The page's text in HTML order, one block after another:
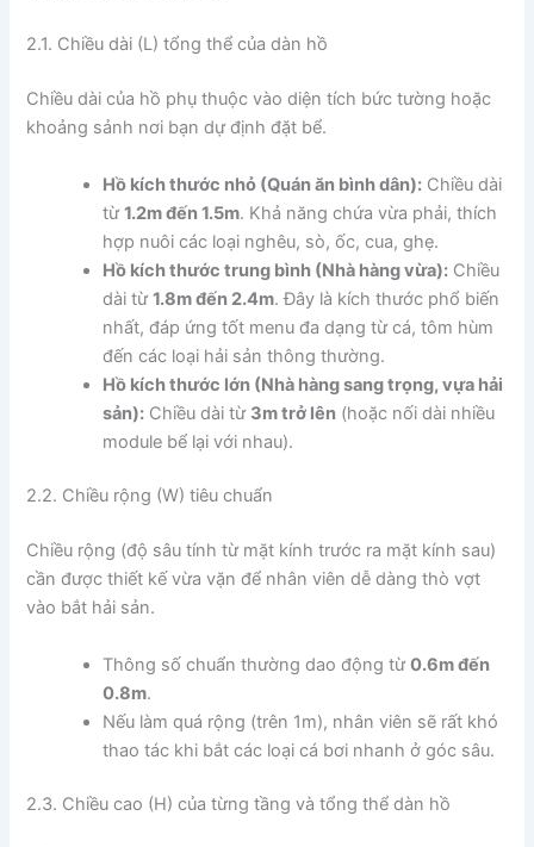
2.1. Chiều dài (L) tổng thể của dàn hồ
Chiều dài của hồ phụ thuộc vào diện tích bức tường hoặc
khoảng sảnh nơi bạn dự định đặt bể.
Hồ kích thước nhỏ (Quán ăn bình dân): Chiều dài
từ1.2m đến 1.5m. Khả năng chứa vừa phải, thích
hợp nuôi các loại nghêu, sò, ốc, cua, ghẹ.
Hồ kích thước trung bình (Nhà hàng vừa): Chiều
dài từ1.8m đến 2.4m. Đây là kích thước phổ biến
nhất, đáp ứng tốt menu đa dạng từ cá, tôm hùm
đến các loại hải sản thông thường.
Hồ kích thước lớn (Nhà hàng sang trọng, vựa hải
sản): Chiều dài từ 3m trở lên (hoặc nối dài nhiều
module bể lại với nhau).
2.2. Chiều rộng (W) tiêu chuẩn
Chiều rộng (độ sâu tính từ mặt kính trước ra mặt kính sau)
cần được thiết kế vừa vặn để nhân viên dễ dàng thò vợt
vào bắt hải sản.
Thông số chuẩn thường dao động từ0.6m đến
0.8m.
Nếu làm quá rộng (trên 1m), nhân viên sẽ rất khó
thao tác khi bắt các loại cá bơi nhanh ở góc sâu.
2.3. Chiều cao (H) của từng tầng và tổng thể dàn hồ